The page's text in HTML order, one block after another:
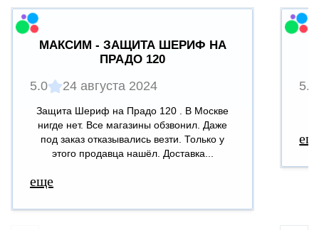
МАКСИМ - ЗАЩИТА ШЕРИФ НА
ПРАДО 120
5.0 24 августа 2024
Защита Шериф на Прадо 120 . В Москве
нигде нет. Все магазины обзвонил. Даже
под заказ отказывались везти. Только у
этого продавца нашёл. Доставка...
еще
5.0